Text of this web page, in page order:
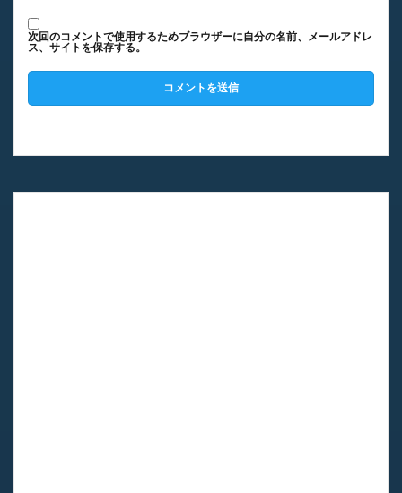
次回のコメントで使用するためブラウザーに自分の名前、メールアドレ
ス、サイトを保存する。